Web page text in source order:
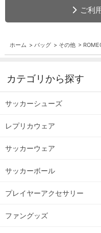
ご利
ホーム > バッグ > その他 >
カテゴリから探す
サッカーシューズ
レプリカウェア
サッカーウェア
サッカーボール
プレイヤーアクセサリー
ファングッズ